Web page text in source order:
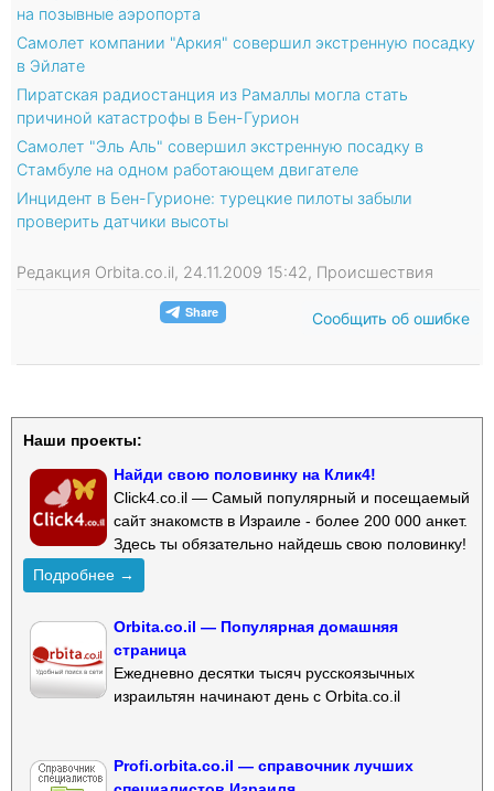
на позывные аэропорта
Самолет компании "Аркия" совершил экстренную посадку
в Эйлате
Пиратская радиостанция из Рамаллы могла стать
причиной катастрофы в Бен-Гурион
Самолет "Эль Аль" совершил экстренную посадку в
Стамбуле на одном работающем двигателе
Инцидент в Бен-Гурионе: турецкие пилоты забыли
проверить датчики высоты
Редакция Orbita.co.il, 24.11.2009 15:42, Происшествия
Сообщить об ошибке
Наши проекты:
Найди свою половинку на Клик4!
Click4.co.il — Самый популярный и посещаемый
сайт знакомств в Израиле - более 200 000 анкет.
Здесь ты обязательно найдешь свою половинку!
Подробнее →
Orbita.co.il — Популярная домашняя
страница
Ежедневно десятки тысяч русскоязычных
израильтян начинают день с Orbita.co.il
Profi.orbita.co.il — справочник лучших